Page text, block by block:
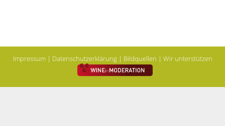
Impressum| Datenschutzerklärung| Bildquellen | Wir unterstützen